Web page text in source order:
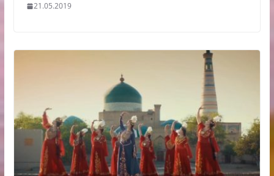
21.05.2019